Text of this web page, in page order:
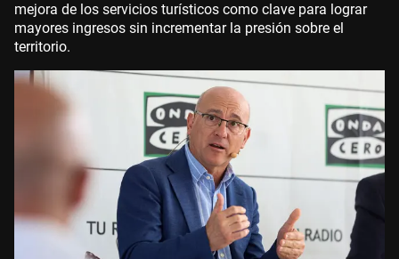
mejora de los servicios turísticos como clave para lograr
mayores ingresos sin incrementar la presión sobre el
territorio.